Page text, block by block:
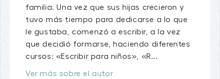
familia. Una vez que sus hijas crecieron y
tuvo más tiempo para dedicarse a lo que
le gustaba, comenzó a escribir, a la vez
que decidió formarse, haciendo diferentes
cursos: «Escribir para niños», «R...
Ver más sobre el autor